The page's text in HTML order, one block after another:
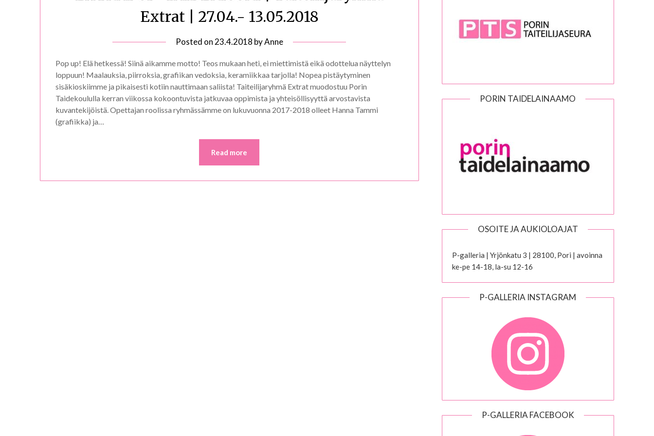
Extrat | 27.04.- 13.05.2018
Posted on 23.4.2018 byAnne
Pop up! Elä hetkessä! Siinä aikamme motto! Teos mukaan heti, ei miettimistä eikä odottelua näyttelyn
loppuun! Maalauksia, piirroksia, grafiikan vedoksia, keramiikkaa tarjolla! Nopea pistäytyminen
sisäkioskiimme ja pikaisesti kotiin nauttimaan saliista! Taiteilijaryhmä Extrat muodostuu Porin
Taidekoululla kerran viikossa kokoontuvista jatkuvaa oppimista ja yhteisöllisyyttä arvostavista
kuvantekijöistä. Opettajan roolissa ryhmässämme on lukuvuonna 2017-2018 olleet Hanna Tammi
(grafiikka) ja…
Read more
PORIN TAIDELAINAAMO
OSOITE JA AUKIOLOAJAT
P-galleria | Yrjönkatu 3 | 28100, Pori | avoinna
ke-pe 14-18, la-su 12-16
P-GALLERIA INSTAGRAM
P-GALLERIA FACEBOOK